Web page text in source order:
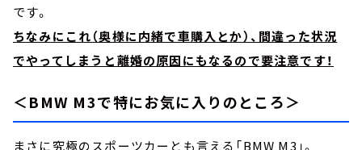
です。
ちなみにこれ（奥様に内緒で車購入とか）、間違った状況
でやってしまうと離婚の原因にもなるので要注意です！
＜BMW M3で特にお気に入りのところ＞
まさに究極のスポーツカーとも言える「BMW M3」。